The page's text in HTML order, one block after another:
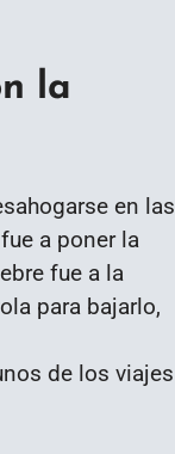
la
en las
a poner la
fue a la
para bajarlo,
de los viajes